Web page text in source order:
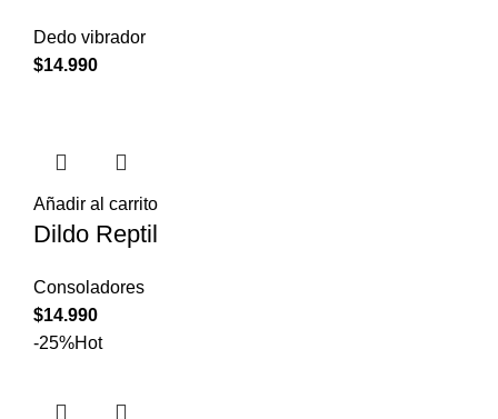
Dedo vibrador
$14.990
Añadir al carrito
Dildo Reptil
Consoladores
$14.990
-25%Hot